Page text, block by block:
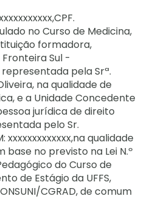
no Curso de Medicina,
formadora,
Sul -
pela Srª.
na qualidade de
e a Unidade Concedente
jurídica de direito
pelo Sr.
xxxxxxxxxxxxx,na qualidade
no previsto na Lei N.º
do Curso de
de Estágio da UFFS,
CGRAD, de comum